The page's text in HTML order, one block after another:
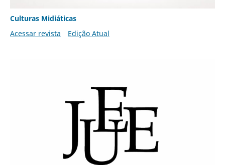
Culturas Midiáticas
Acessar revista
Edição Atual